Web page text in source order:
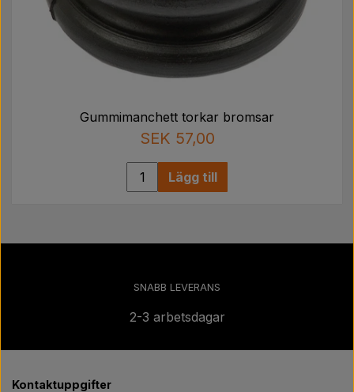
Gummimanchett torkar bromsar
SEK 57,00
Lägg till
SNABB LEVERANS
2-3 arbetsdagar
Kontaktuppgifter